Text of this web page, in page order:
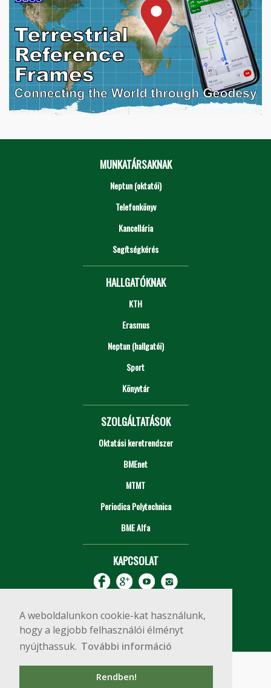
A weboldalunkon cookie-kat használunk,
hogy a legjobb felhasználói élményt
nyújthassuk. További információ
Rendben!
MUNKATÁRSAKNAK
Neptun (oktatói)
Telefonkönyv
Kancellária
Segítségkérés
HALLGATÓKNAK
KTH
Erasmus
Neptun (hallgatói)
Sport
Könyvtár
SZOLGÁLTATÁSOK
Oktatási keretrendszer
BMEnet
MTMT
Periodica Polytechnica
BME Alfa
KAPCSOLAT
Copyright © 2020 BME Építőmérnöki Kar
1111 Budapest, Műegyetem rkp. 3.